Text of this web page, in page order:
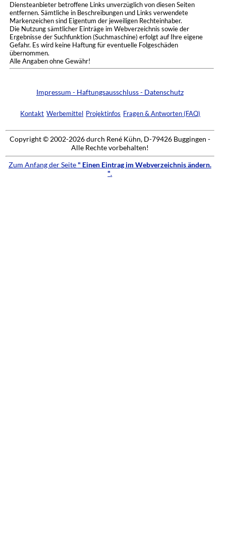
Diensteanbieter betroffene Links unverzüglich von diesen Seiten
entfernen. Sämtliche in Beschreibungen und Links verwendete
Markenzeichen sind Eigentum der jeweiligen Rechteinhaber.
Die Nutzung sämtlicher Einträge im Webverzeichnis sowie der
Ergebnisse der Suchfunktion (Suchmaschine) erfolgt auf Ihre eigene
Gefahr. Es wird keine Haftung für eventuelle Folgeschäden
übernommen.
Alle Angaben ohne Gewähr!
Impressum - Haftungsausschluss - Datenschutz
Kontakt Werbemittel Projektinfos Fragen & Antworten (FAQ)
Copyright © 2002-2026 durch René Kühn, D-79426 Buggingen -
Alle Rechte vorbehalten!
Zum Anfang der Seite " Einen Eintrag im Webverzeichnis ändern.
".